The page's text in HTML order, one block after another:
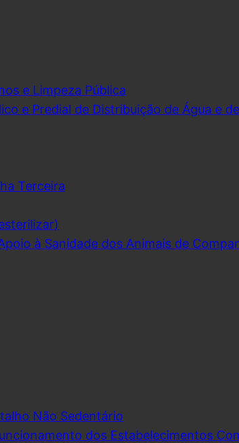
e Limpeza Pública
e Predial de Distribuição de Água e
Terceira
à Sanidade dos Animais de
Não Sedentário
dos Estabelecimentos